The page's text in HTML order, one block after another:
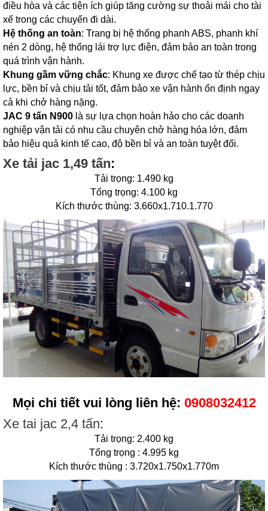
điều hòa và các tiện ích giúp tăng cường sự thoải mái cho tài
xế trong các chuyến đi dài.
Hệ thống an toàn: Trang bị hệ thống phanh ABS, phanh khí
nén 2 dòng, hệ thống lái trợ lực điện, đảm bảo an toàn trong
quá trình vận hành.
Khung gầm vững chắc: Khung xe được chế tạo từ thép chịu
lực, bền bỉ và chịu tải tốt, đảm bảo xe vận hành ổn định ngay
cả khi chở hàng nặng.
JAC 9 tấn N900 là sự lựa chọn hoàn hảo cho các doanh
nghiệp vận tải có nhu cầu chuyên chở hàng hóa lớn, đảm
bảo hiệu quả kinh tế cao, độ bền bỉ và an toàn tuyệt đối.
Xe tải jac 1,49 tấn:
Tải trọng: 1.490 kg
Tổng trọng: 4.100 kg
Kích thước thùng: 3.660x1.710.1.770
Mọi chi tiết vui lòng liên hệ: 0908032412
Xe tai jac 2,4 tấn:
Tải trọng: 2.400 kg
Tổng trọng : 4.995 kg
Kích thước thùng : 3.720x1.750x1.770m